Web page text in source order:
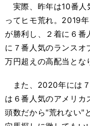
実際、昨年は10番人
ってヒモ荒れ。2019
が勝利し、２着に６番
に７番人気のランスオ
万円超えの高配当とな
また、2020年には
は６番人気のアメリカ
頭数だから"荒れない"